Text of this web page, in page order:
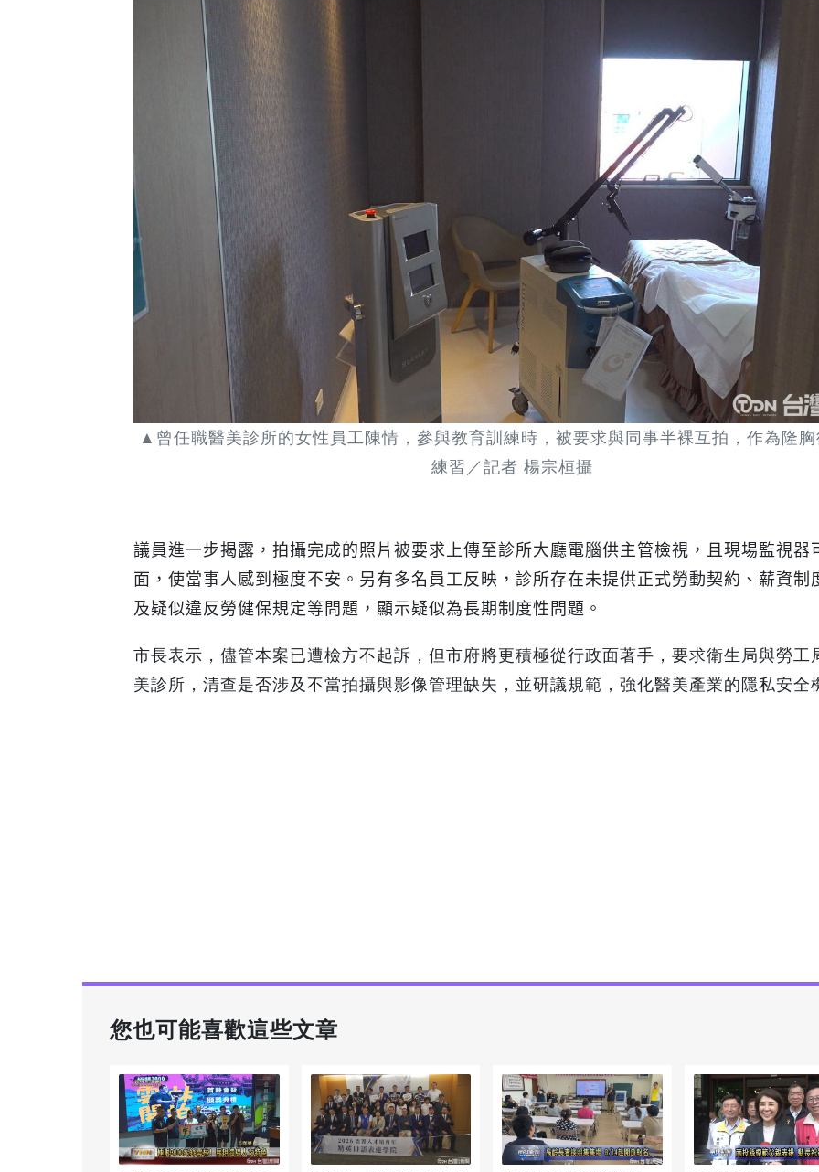
▲曾任職醫美診所的女性員工陳情，參與教育訓練時，被要求與同事半裸互拍，作為隆
練習／記者 楊宗桓攝
議員進一步揭露，拍攝完成的照片被要求上傳至診所大廳電腦供主管檢視，且現場監視器
面，使當事人感到極度不安。另有多名員工反映，診所存在未提供正式勞動契約、薪資制
及疑似違反勞健保規定等問題，顯示疑似為長期制度性問題。
市長表示，儘管本案已遭檢方不起訴，但市府將更積極從行政面著手，要求衛生局與勞工
美診所，清查是否涉及不當拍攝與影像管理缺失，並研議規範，強化醫美產業的隱私安全
您也可能喜歡這些文章